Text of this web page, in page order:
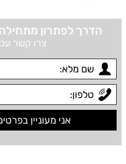
הדרך לפתרון
צרו קשר